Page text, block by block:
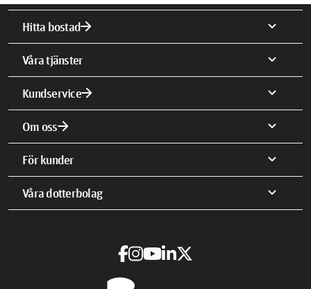
Hitta bostadarrow_forward expand_more
Våra tjänster expand_more
Kundservicearrow_forward expand_more
Om ossarrow_forward expand_more
För kunder expand_more
Våra dotterbolag expand_more